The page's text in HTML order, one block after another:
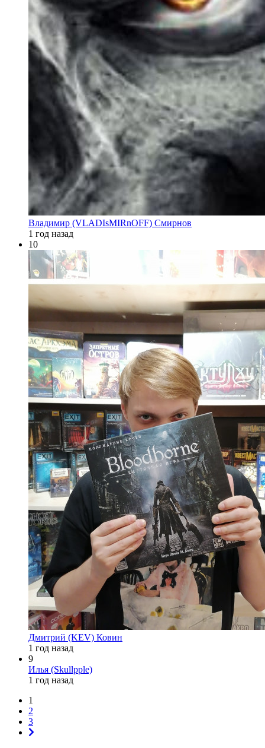
Владимир (VLADIsMIRnOFF) Смирнов
1 год назад
10
Дмитрий (KEV) Ковин
1 год назад
9
Илья (Skullpple)
1 год назад
1
2
3